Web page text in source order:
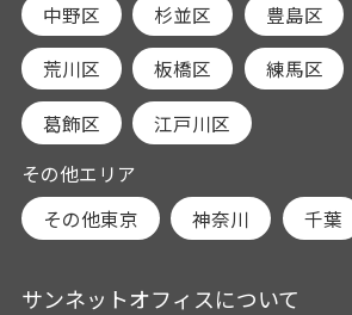
中野区 杉並区 豊島区
荒川区 板橋区 練馬区
葛飾区
江戸川区
その他エリア
その他東京
神奈川 千葉
サンネットオフィスについて